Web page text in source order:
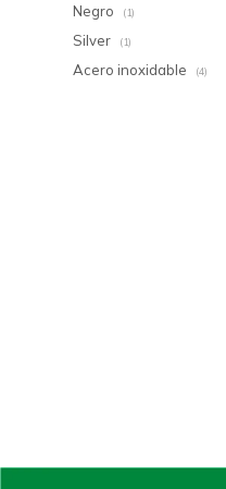
Negro (1)
Silver (1)
Acero inoxidable (4)